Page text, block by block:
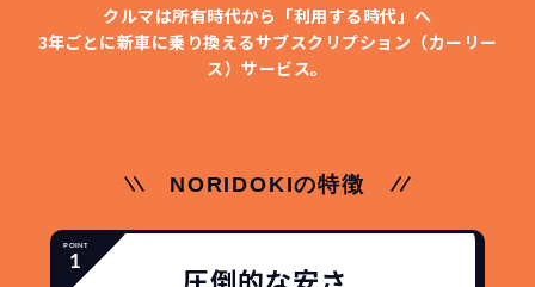
クルマは所有時代から「利用する時代」へ
3年ごとに新車に乗り換えるサブスクリプション（カーリー
ス）サービス。
NORIDOKIの特徴